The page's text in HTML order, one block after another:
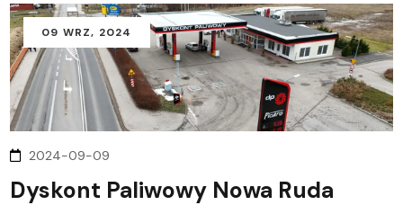
09 WRZ, 2024
2024-09-09
Dyskont Paliwowy Nowa Ruda